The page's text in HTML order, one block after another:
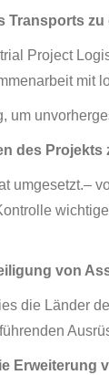
Transports zu
Project
mit
des Projekts
umgesetzt.–
von
die Länder
Erweiterung